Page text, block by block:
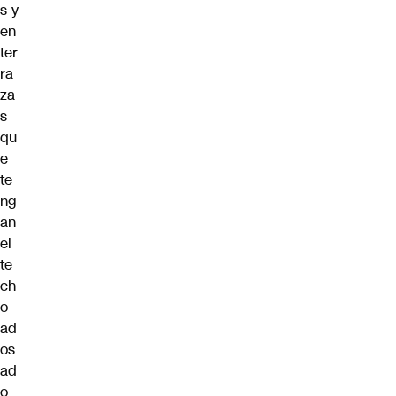
s y
en
ter
ra
za
s
qu
e
te
ng
an
el
te
ch
o
ad
os
ad
o